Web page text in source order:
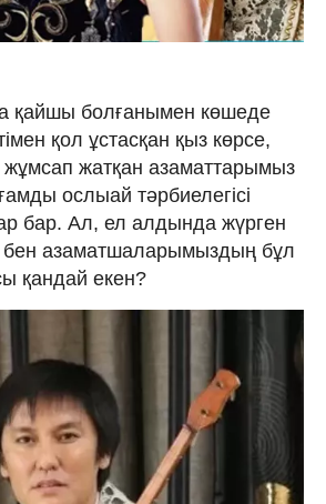
қайшы болғанымен көшеде
қол ұстасқан қыз көрсе,
жұмсап жатқан азаматтарымыз
ослыай тәрбиелегісі
бар. Ал, ел алдында жүрген
азаматшаларымыздың бұл
қандай екен?